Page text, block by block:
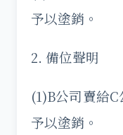
予以塗銷。
2. 備位聲明
(1)B公司賣給
予以塗銷。